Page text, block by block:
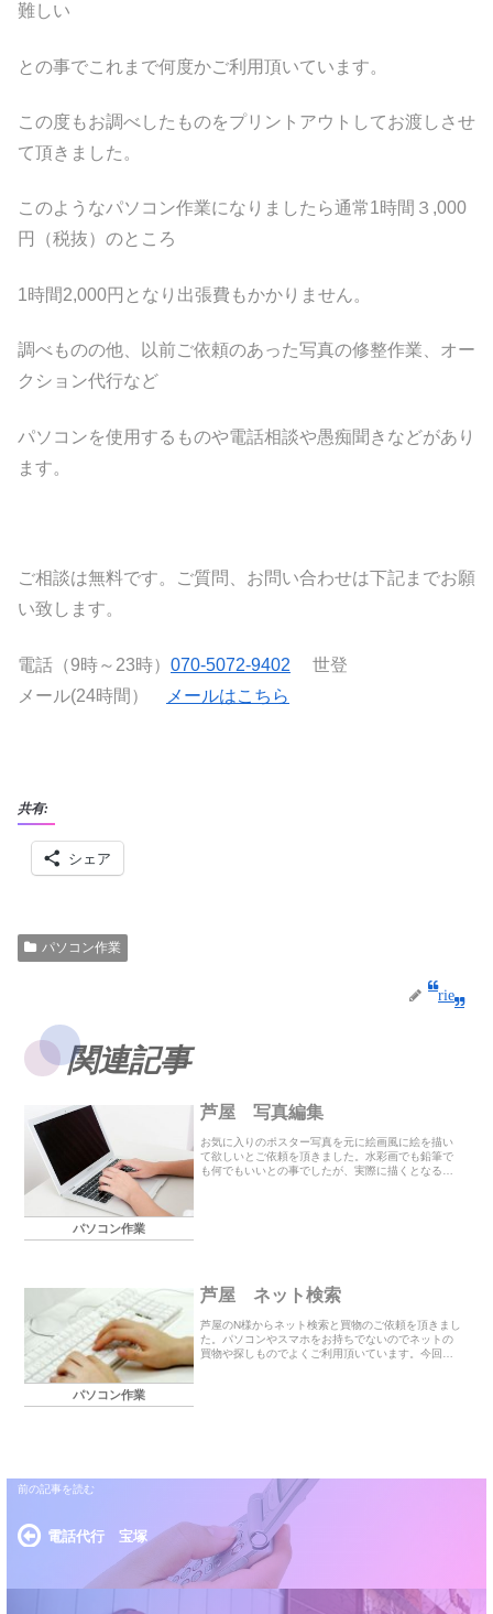
難しい
との事でこれまで何度かご利用頂いています。
この度もお調べしたものをプリントアウトしてお渡しさせ
て頂きました。
このようなパソコン作業になりましたら通常1時間３,000
円（税抜）のところ
1時間2,000円となり出張費もかかりません。
調べものの他、以前ご依頼のあった写真の修整作業、オー
クション代行など
パソコンを使用するものや電話相談や愚痴聞きなどがあり
ます。
ご相談は無料です。ご質問、お問い合わせは下記までお願
い致します。
電話（9時～23時） 070-5072-9402 世登
メール(24時間）
メールはこちら
共有:
シェア
パソコン作業
rie
関連記事
パソコン作業
芦屋 写真編集
お気に入りのポスター写真を元に絵画風に絵を描い
て欲しいとご依頼を頂きました。水彩画でも鉛筆で
も何でもいいとの事でしたが、実際に描くとなると
パソコン作業
芦屋 ネット検索
芦屋のN様からネット検索と買物のご依頼を頂きまし
た。パソコンやスマホをお持ちでないのでネットの
買物や探しものでよくご利用頂いています。今回は
電話代行 宝塚